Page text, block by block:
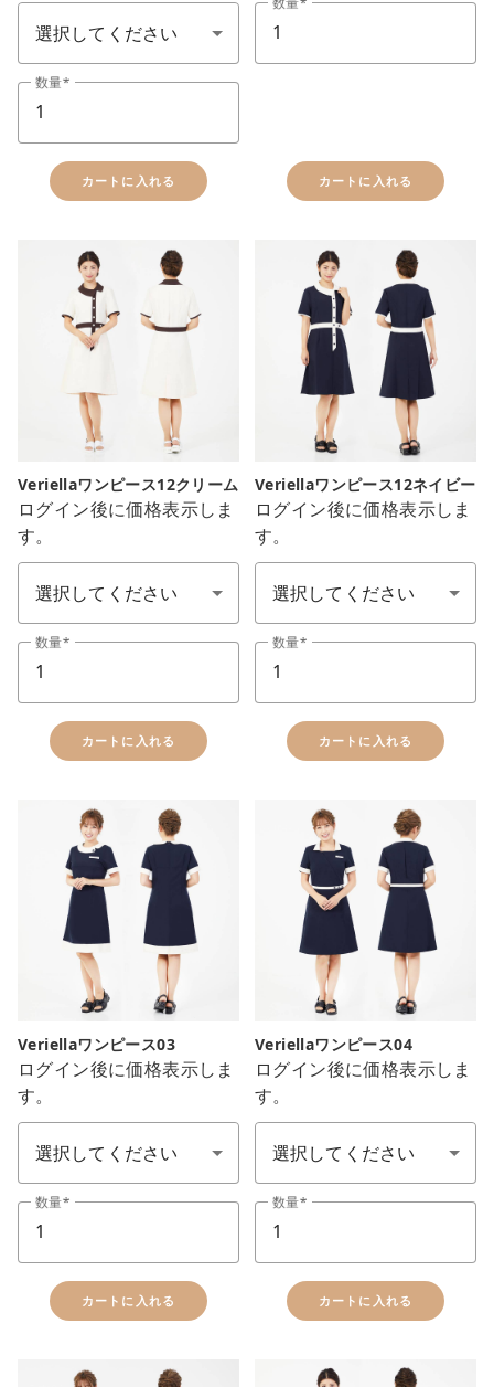
数量
カートに入れる カートに入れる
Veriellaワンピース12クリーム
ログイン後に価格表示しま
す。
サイズ SS-7L
数量
カートに入れる
Veriellaワンピース12ネイビー
ログイン後に価格表示しま
す。
サイズ SS-7L
数量
カートに入れる
Veriellaワンピース03
ログイン後に価格表示しま
す。
サイズ SS-7L
数量
カートに入れる
Veriellaワンピース04
ログイン後に価格表示しま
す。
サイズ SS-7L
数量
カートに入れる
カートに追加しました。